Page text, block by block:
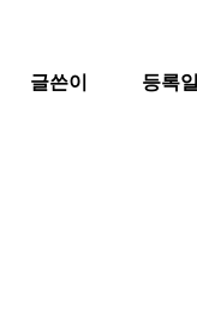
글쓴이 등록일